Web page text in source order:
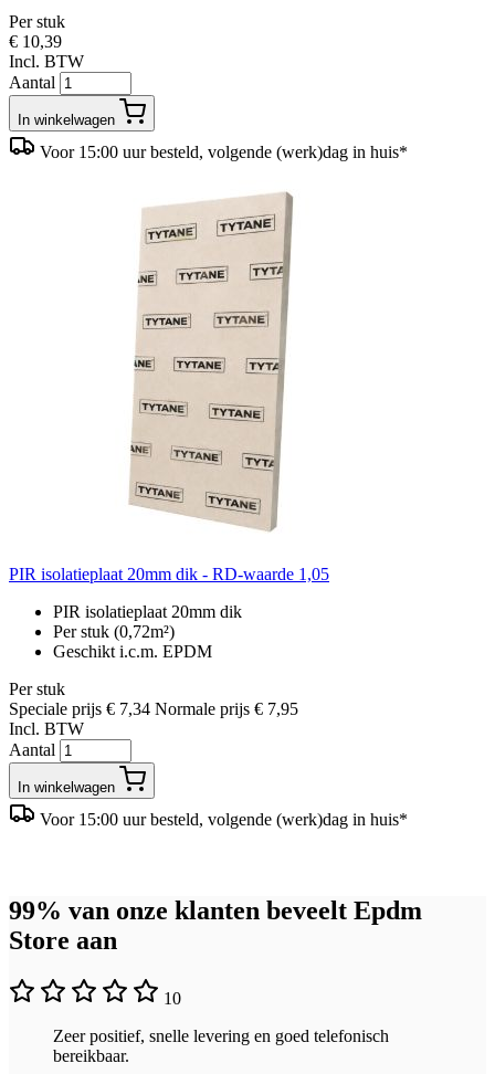
Per stuk
€ 10,39
Incl. BTW
Aantal
In winkelwagen
Voor 15:00 uur besteld, volgende (werk)dag in huis*
PIR isolatieplaat 20mm dik - RD-waarde 1,05
PIR isolatieplaat 20mm dik
Per stuk (0,72m²)
Geschikt i.c.m. EPDM
Per stuk
Speciale prijs € 7,34 Normale prijs € 7,95
Incl. BTW
Aantal
In winkelwagen
Voor 15:00 uur besteld, volgende (werk)dag in huis*
99% van onze klanten beveelt Epdm
Store aan
10
Zeer positief, snelle levering en goed telefonisch
bereikbaar.